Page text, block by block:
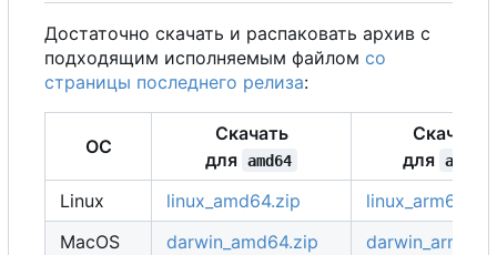
Достаточно скачать и распаковать архив с
подходящим исполняемым файлом со
страницы последнего релиза:
ОС
Скачать
для amd64
Скачать
для arm64
Linux linux_amd64.zip
linux_arm64.zip
MacOS
darwin_amd64.zip